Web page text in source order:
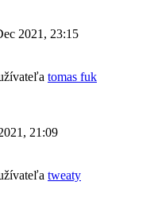
2021, 23:15
tomas fuk
21:09
tweaty